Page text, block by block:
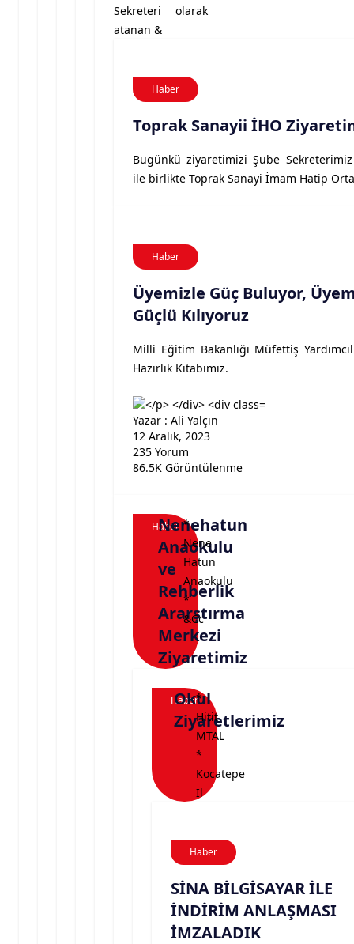
Sekreteri olarak
atanan &
Haber
Toprak Sanayii İHO
Bugünkü ziyaretimizi Şube
ile birlikte Toprak Sanayi İmam Hatip
Haber
Üyemizle Güç Buluyor,
Güçlü Kılıyoruz
Milli Eğitim Bakanlığı Müfettiş
Hazırlık Kitabımız.
Yazar : Ali Yalçın
12 Aralık, 2023
235 Yorum
86.5K Görüntülenme
Haber
Nenehatun
Anaokulu
ve
Rehberlik
Ararştırma
Merkezi
Ziyaretimiz
*
Nene
Hatun
Anaokulu
*
&Cc
Haber
Okul
Ziyaretlerimiz
*
Hitit
MTAL
*
Kocatepe
İl
Haber
SİNA BİLGİSAYAR İLE
İNDİRİM ANLAŞMASI
İMZALADIK